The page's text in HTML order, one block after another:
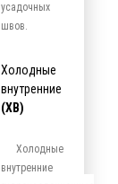
усадочных
швов.
Холодные
внутренние
(ХВ)
Холодные
внутренние